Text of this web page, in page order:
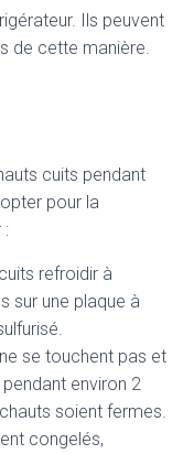
Ils peuvent
de cette manière.
cuits pendant
pour la
:
refroidir à
sur une plaque à
se touchent pas et
environ 2
soient fermes.
congelés,